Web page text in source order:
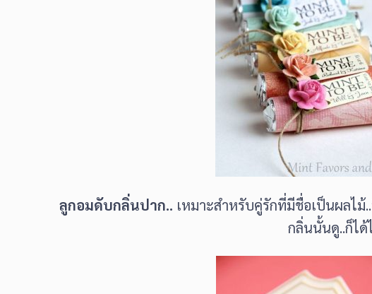
ลูกอมดับกลิ่นปาก.. เหมาะสำหรับคู่รักที่มีชื่อเป็นผลไม้
กลิ่นนั้นดู..ก็ได้